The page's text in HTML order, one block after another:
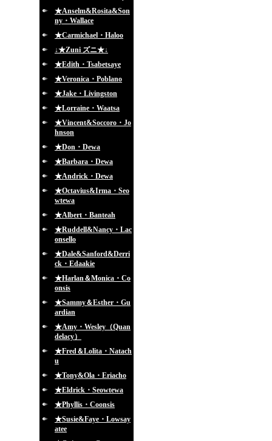
★Anselm&Rosita&Son
ny・Wallace
★Carmichael・Haloo
↓★Zuni ズニ★↓
★Edith・Tsabetsaye
★Veronica・Poblano
★Jake・Livingston
★Lorraine・Waatsa
★Vincent&Soccoro・Jo
hnson
★Don・Dewa
★Barbara・Dewa
★Andrick・Dewa
★Octavius&Irma・Seo
wtewa
★Albert・Banteah
★Ruddell&Nancy・Lac
onsello
★Dale&Sanford&Derri
ck・Edaakie
★Harlan＆Monica・Co
onsis
★Sammy＆Esther・Gu
ardian
★Amy・Wesley（Quan
delacy）
★Fred＆Lolita・Natach
u
★Tony&Ola・Eriacho
★Eldrick・Seowtewa
★Phyllis・Coonsis
★Susie&Faye・Lowsay
atee